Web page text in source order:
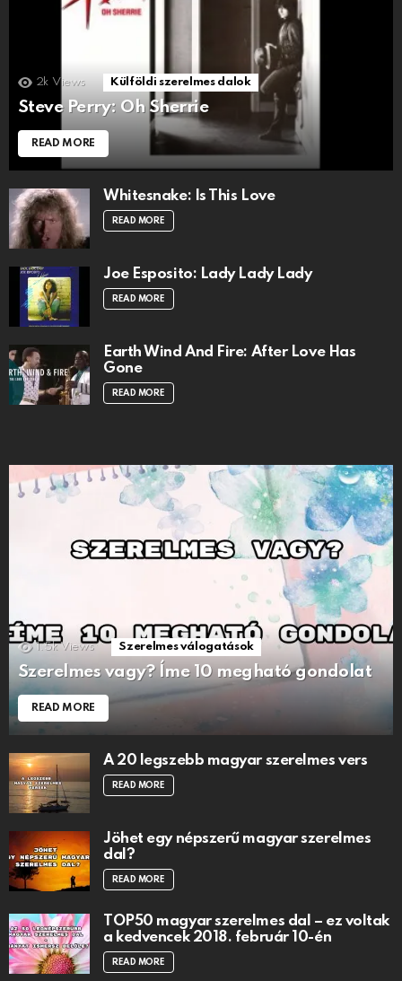
2k Views Külföldi szerelmes dalok
Steve Perry: Oh Sherrie
READ MORE
Whitesnake: Is This Love
READ MORE
Joe Esposito: Lady Lady Lady
READ MORE
Earth Wind And Fire: After Love Has
Gone
READ MORE
1.5k Views Szerelmes válogatások
Szerelmes vagy? Íme 10 megható gondolat
READ MORE
A 20 legszebb magyar szerelmes vers
READ MORE
Jöhet egy népszerű magyar szerelmes
dal?
READ MORE
TOP50 magyar szerelmes dal – ez voltak
a kedvencek 2018. február 10-én
READ MORE